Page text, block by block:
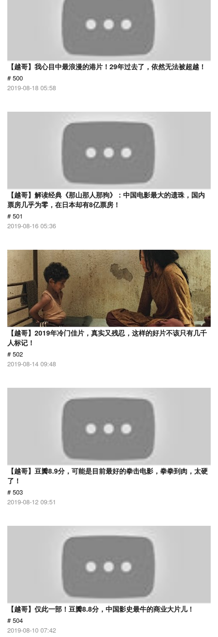
【越哥】我心目中最浪漫的港片！29年过去了，依然无法被超越！
# 500
2019-08-18 05:58
【越哥】解读经典《那山那人那狗》：中国电影最大的遗珠，国内
票房几乎为零，在日本却有8亿票房！
# 501
2019-08-16 05:36
【越哥】2019年冷门佳片，真实又残忍，这样的好片不该只有几千
人标记！
# 502
2019-08-14 09:48
【越哥】豆瓣8.9分，可能是目前最好的拳击电影，拳拳到肉，太硬
了！
# 503
2019-08-12 09:51
【越哥】仅此一部！豆瓣8.8分，中国影史最牛的商业大片儿！
# 504
2019-08-10 07:42